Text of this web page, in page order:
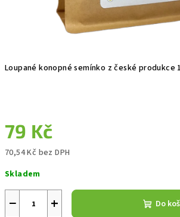
Loupané konopné semínko z české produkce
79 Kč
70,54 Kč bez DPH
cena:
Skladem
+
− Do